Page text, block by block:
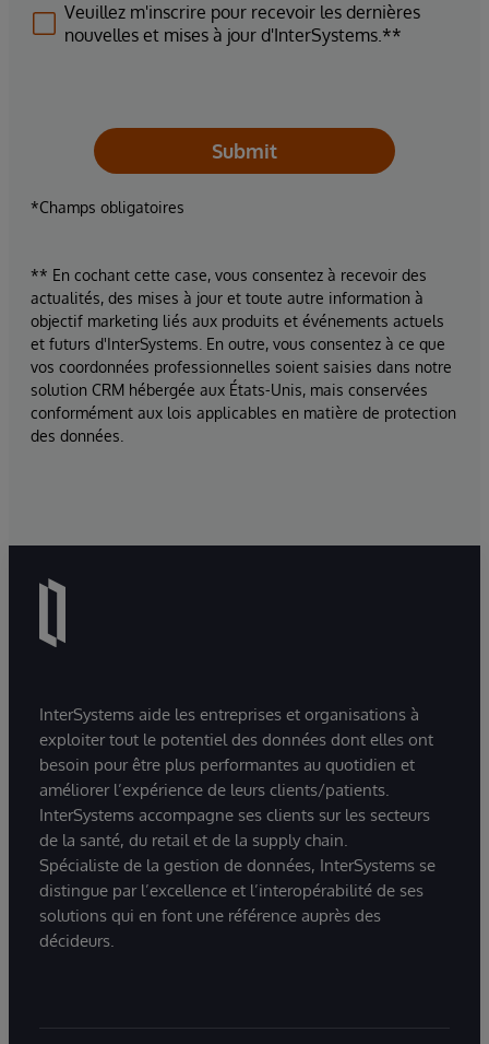
Veuillez m'inscrire pour recevoir les dernières
nouvelles et mises à jour d'InterSystems.**
Submit
*Champs obligatoires
** En cochant cette case, vous consentez à recevoir des
actualités, des mises à jour et toute autre information à
objectif marketing liés aux produits et événements actuels
et futurs d'InterSystems. En outre, vous consentez à ce que
vos coordonnées professionnelles soient saisies dans notre
solution CRM hébergée aux États-Unis, mais conservées
conformément aux lois applicables en matière de protection
des données.
InterSystems aide les entreprises et organisations à
exploiter tout le potentiel des données dont elles ont
besoin pour être plus performantes au quotidien et
améliorer l’expérience de leurs clients/patients.
InterSystems accompagne ses clients sur les secteurs
de la santé, du retail et de la supply chain.
Spécialiste de la gestion de données, InterSystems se
distingue par l’excellence et l’interopérabilité de ses
solutions qui en font une référence auprès des
décideurs.